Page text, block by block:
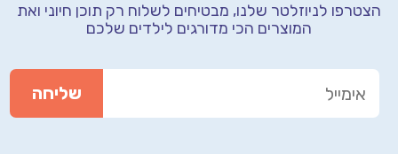
הצטרפו לניוזלטר שלנו, מבטיחים לשלוח רק תוכן חיוני ואת
המוצרים הכי מדורגים לילדים שלכם